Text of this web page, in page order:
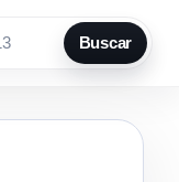
Buscar